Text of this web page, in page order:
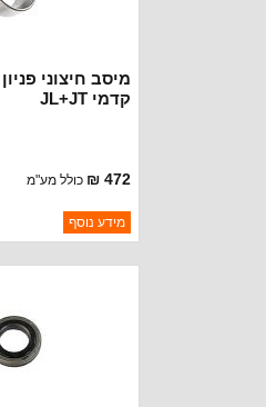
קדמי JL+JT
472 ₪ כולל מע"מ
ברקוד: KESTE4183-LFT
יצרן:KOYO BEARINGS
מידע נוסף